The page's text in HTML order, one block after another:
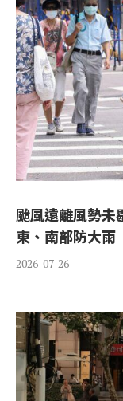
颱風遠離風勢
東、南部防大雨
2026-07-26